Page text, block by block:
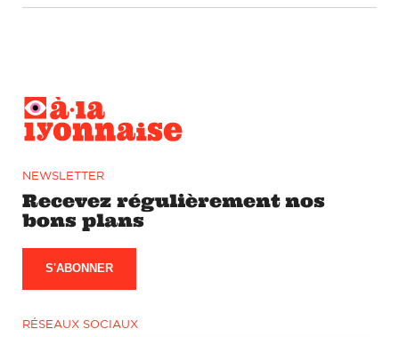
NEWSLETTER
Recevez régulièrement nos
bons plans
S'ABONNER
RÉSEAUX SOCIAUX